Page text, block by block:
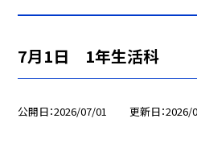
7月1日 1年生活科
公開日 2026/07/01 更新日 2026/